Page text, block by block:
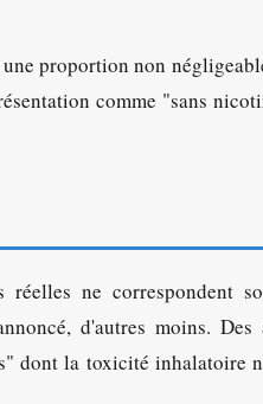
proportion non
comme "sans
ne correspondent
d'autres moins.
dont la toxicité inhalatoire